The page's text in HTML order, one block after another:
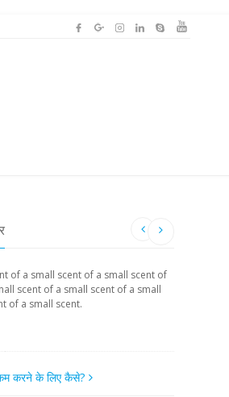
of a small scent of a small scent of
scent of a small scent of a small
of a small scent.
करने के लिए कैसे?